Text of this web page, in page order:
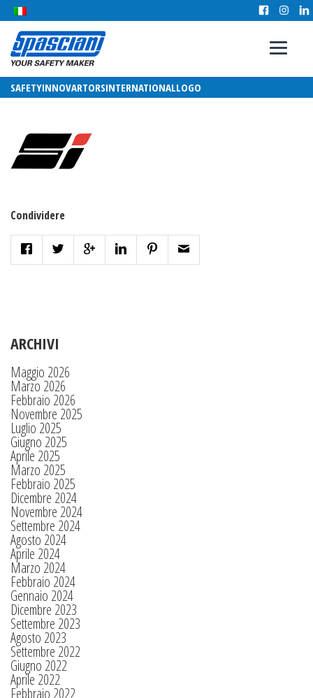
SAFETYINNOVARTORSINTERNATIONALLOGO
Condividere
ARCHIVI
Maggio 2026
Marzo 2026
Febbraio 2026
Novembre 2025
Luglio 2025
Giugno 2025
Aprile 2025
Marzo 2025
Febbraio 2025
Dicembre 2024
Novembre 2024
Settembre 2024
Agosto 2024
Aprile 2024
Marzo 2024
Febbraio 2024
Gennaio 2024
Dicembre 2023
Settembre 2023
Agosto 2023
Settembre 2022
Giugno 2022
Aprile 2022
Febbraio 2022